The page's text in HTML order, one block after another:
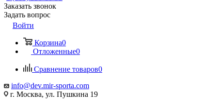
Заказать звонок
Задать вопрос
Войти
Корзина0
Отложенные0
Сравнение товаров0
info@dev.mir-sporta.com
г. Москва, ул. Пушкина 19